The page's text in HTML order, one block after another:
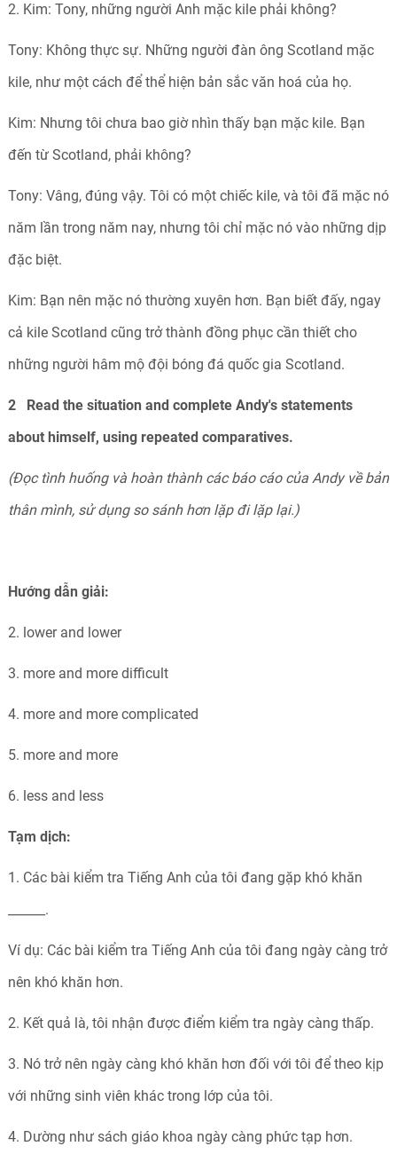
2. Kim: Tony, những người Anh mặc kile phải không?
Tony: Không thực sự. Những người đàn ông Scotland mặc
kile, như một cách để thể hiện bản sắc văn hoá của họ.
Kim: Nhưng tôi chưa bao giờ nhìn thấy bạn mặc kile. Bạn
đến từ Scotland, phải không?
Tony: Vâng, đúng vậy. Tôi có một chiếc kile, và tôi đã mặc nó
năm lần trong năm nay, nhưng tôi chỉ mặc nó vào những dịp
đặc biệt.
Kim: Bạn nên mặc nó thường xuyên hơn. Bạn biết đấy, ngay
cả kile Scotland cũng trở thành đồng phục cần thiết cho
những người hâm mộ đội bóng đá quốc gia Scotland.
2 Read the situation and complete Andy's statements
about himself, using repeated comparatives.
(Đọc tình huống và hoàn thành các báo cáo của Andy về bản
thân mình, sử dụng so sánh hơn lặp đi lặp lại.)
Hướng dẫn giải:
2. lower and lower
3. more and more difficult
4. more and more complicated
5. more and more
6. less and less
Tạm dịch:
1. Các bài kiểm tra Tiếng Anh của tôi đang gặp khó khăn
______.
Ví dụ: Các bài kiểm tra Tiếng Anh của tôi đang ngày càng trở
nên khó khăn hơn.
2. Kết quả là, tôi nhận được điểm kiểm tra ngày càng thấp.
3. Nó trở nên ngày càng khó khăn hơn đối với tôi để theo kịp
với những sinh viên khác trong lớp của tôi.
4. Dường như sách giáo khoa ngày càng phức tạp hơn.